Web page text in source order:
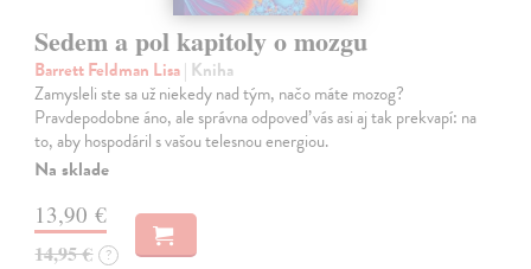
Sedem a pol kapitoly o mozgu
Barrett Feldman Lisa| Kniha
Zamysleli ste sa už niekedy nad tým, načo máte mozog?
Pravdepodobne áno, ale správna odpoveď vás asi aj tak prekvapí: na
to, aby hospodáril s vašou telesnou energiou.
Na sklade
13,90 €
14,95 € ?